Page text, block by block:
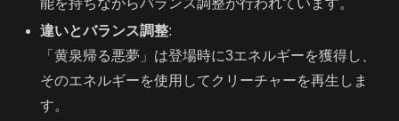
違いとバランス調整:
「黄泉帰る悪夢」は登場時に3エネルギーを獲得し、
そのエネルギーを使用してクリーチャーを再生しま
す。